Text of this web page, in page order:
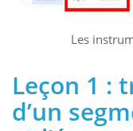
Les
Leçon 1 :
d’un